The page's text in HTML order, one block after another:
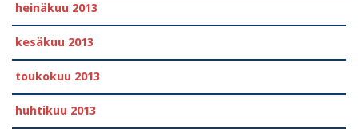
heinäkuu 2013
kesäkuu 2013
toukokuu 2013
huhtikuu 2013